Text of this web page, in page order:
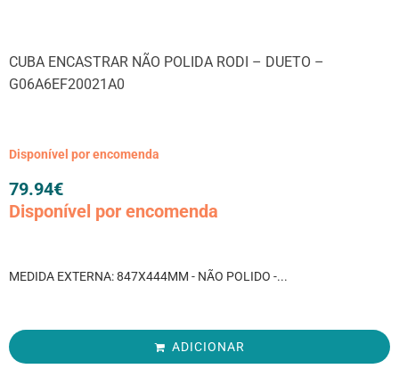
CUBA ENCASTRAR NÃO POLIDA RODI – DUETO –
G06A6EF20021A0
Disponível por encomenda
79.94€
Disponível por encomenda
MEDIDA EXTERNA: 847X444MM - NÃO POLIDO -...
ADICIONAR